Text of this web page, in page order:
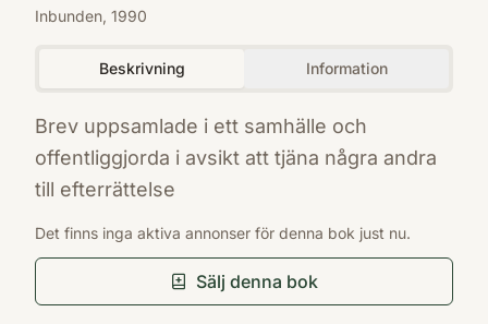
Inbunden, 1990
Beskrivning Information
Brev uppsamlade i ett samhälle och
offentliggjorda i avsikt att tjäna några andra
till efterrättelse
9789137098654
Bokförlaget Forum
Det finns inga aktiva annonser för denna bok just nu.
Sälj denna bok